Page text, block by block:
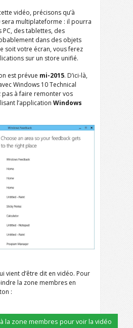
vidéo, précisons qu’à
sera multiplateforme : il pourra
PC, des tablettes, des
dans des objets
soit votre écran, vous ferez
sur un store unifié.
est prévue mi-2015. D’ici-là,
Windows 10 Technical
pas à faire remonter vos
l’application Windows
vient d’être dit en vidéo. Pour
la zone membres en
: